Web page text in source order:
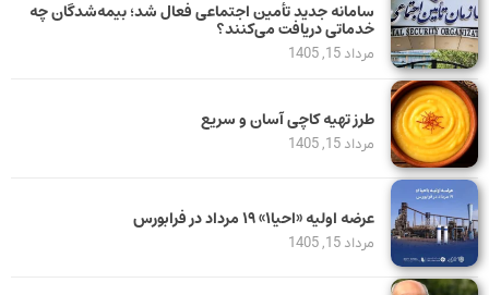
سامانه جدید تأمین اجتماعی فعال شد؛ بیمه‌شدگان چه
خدماتی دریافت می‌کنند؟
مرداد 15, 1405
طرز تهیه کاچی آسان و سریع
مرداد 15, 1405
عرضه اولیه «احیا۱» ۱۹ مرداد در فرابورس
مرداد 15, 1405